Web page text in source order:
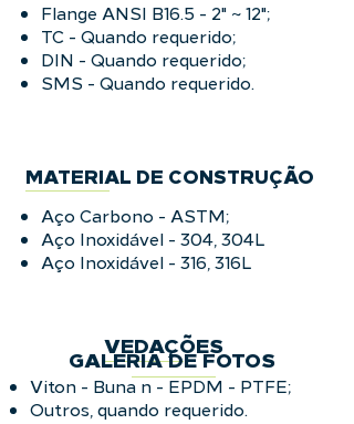
Flange ANSI B16.5 - 2" ~ 12";
TC - Quando requerido;
DIN - Quando requerido;
SMS - Quando requerido.
MATERIAL DE CONSTRUÇÃO
Aço Carbono - ASTM;
Aço Inoxidável - 304, 304L
Aço Inoxidável - 316, 316L
VEDAÇÕES
Viton - Buna n - EPDM - PTFE;
Outros, quando requerido.
GALERIA DE FOTOS